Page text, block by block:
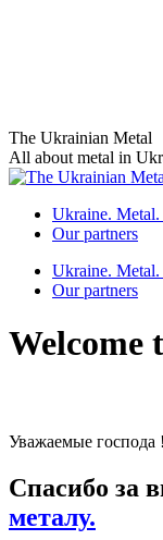
Skip
to
content
The Ukrainian Metal
All about metal in
Ukraine. Metal.
Our partners
Ukraine. Metal.
Our partners
Welcome
Уважаемые господа !
Спасибо за
металу.